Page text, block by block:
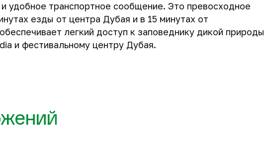
удобное транспортное сообщение. Это превосходное
езды от центра Дубая и в 15 минутах от
легкий доступ к заповеднику дикой природы
и фестивальному центру Дубая.